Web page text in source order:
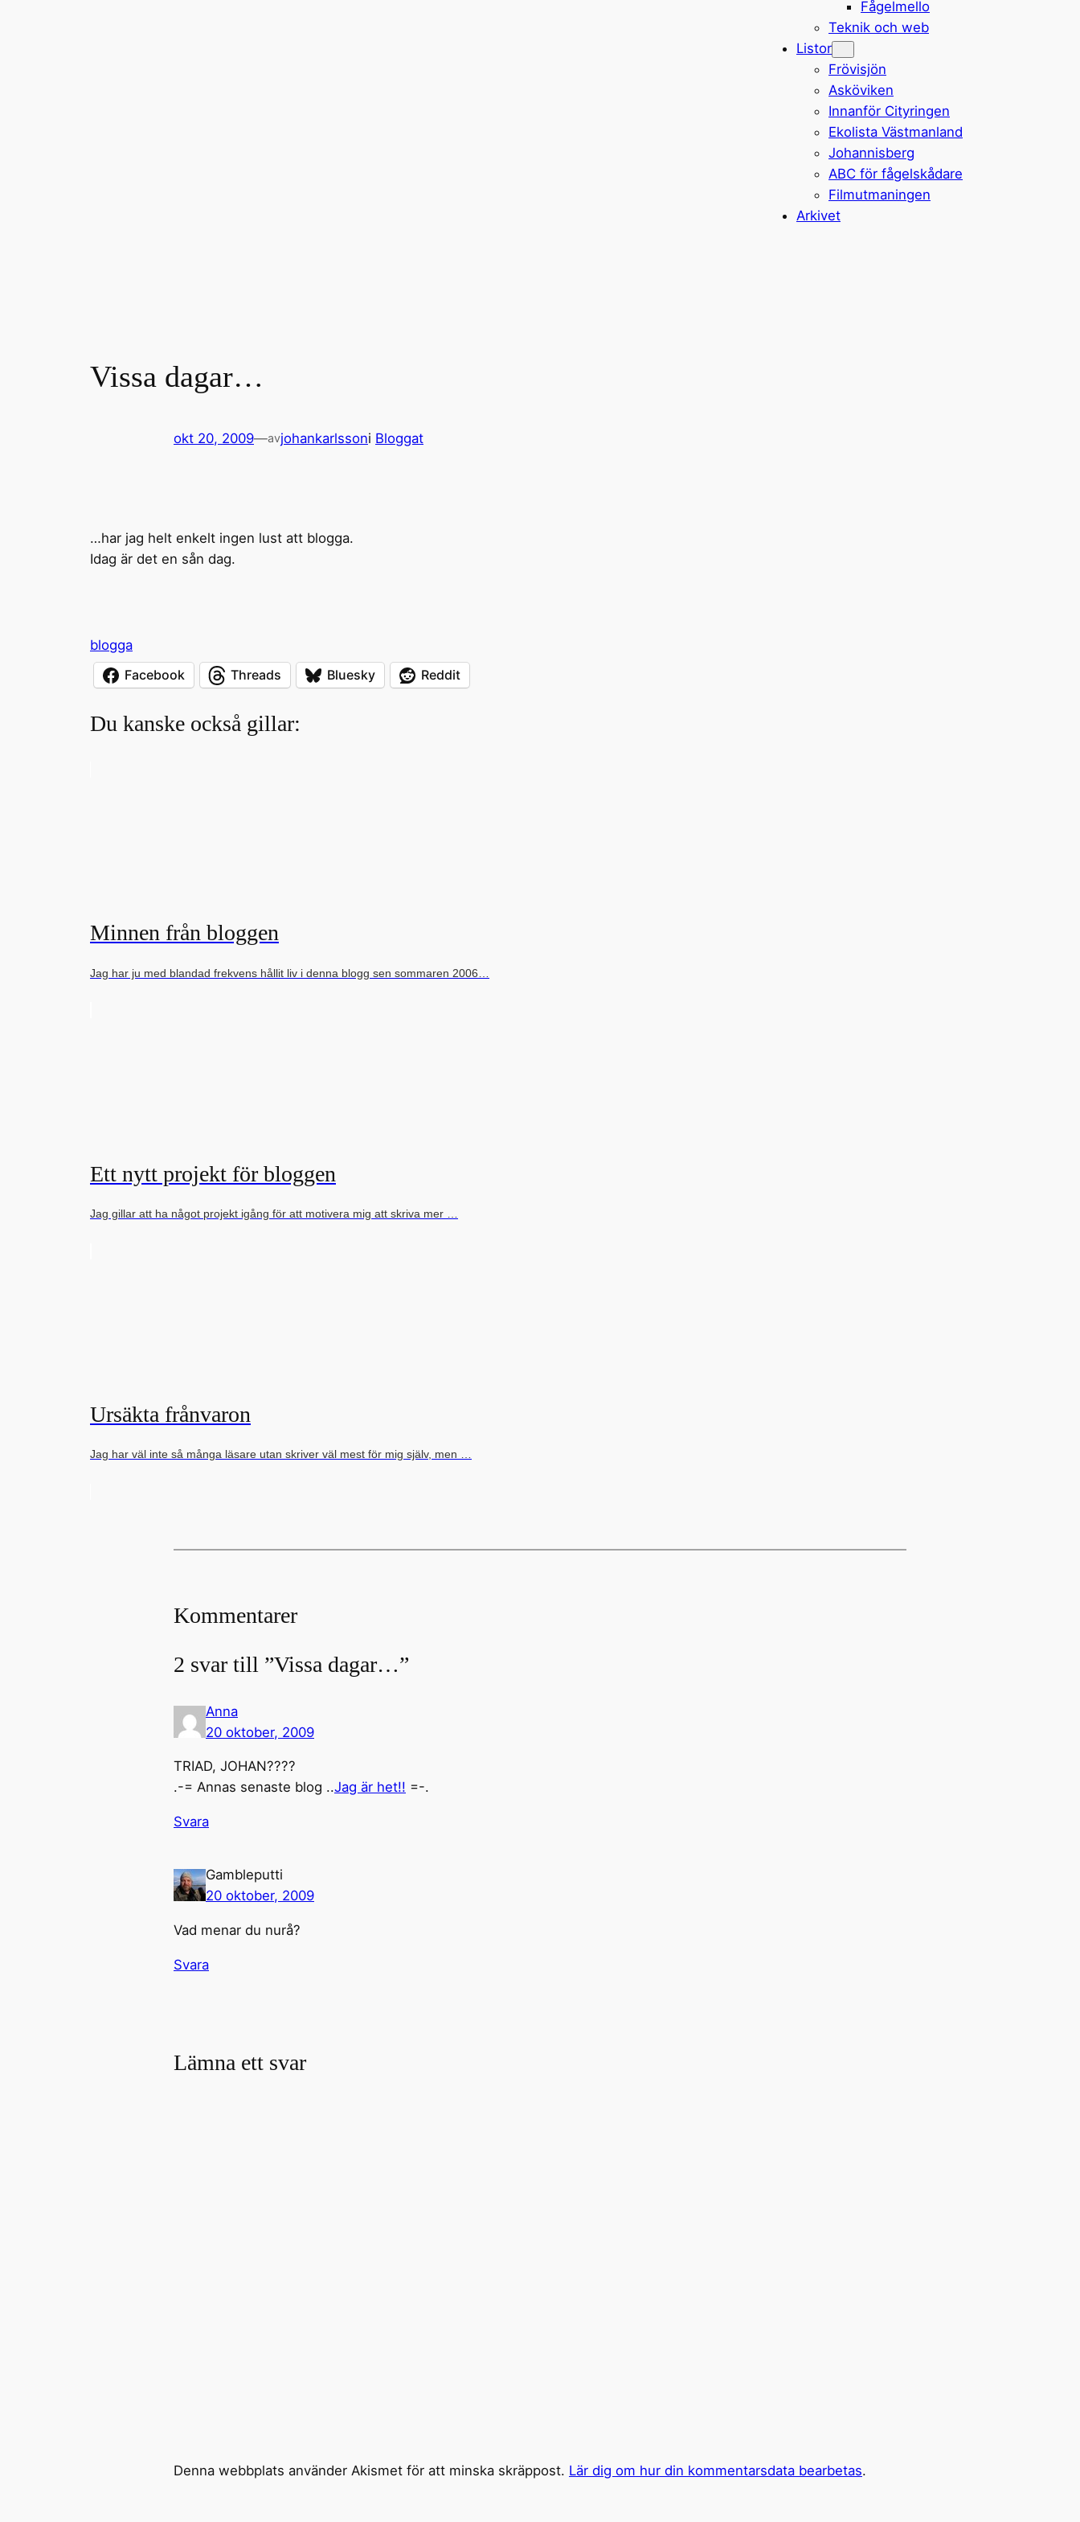
Fågelmello
Teknik och web
Listor
Frövisjön
Asköviken
Innanför Cityringen
Ekolista Västmanland
Johannisberg
ABC för fågelskådare
Filmutmaningen
Arkivet
Vissa dagar…
okt 20, 2009—avjohankarlssoni Bloggat
…har jag helt enkelt ingen lust att blogga.
Idag är det en sån dag.
blogga
Facebook
Threads Bluesky Reddit
Du kanske också gillar:
Minnen från bloggen
Jag har ju med blandad frekvens hållit liv i denna blogg sen sommaren 2006…
Ett nytt projekt för bloggen
Jag gillar att ha något projekt igång för att motivera mig att skriva mer …
Ursäkta frånvaron
Jag har väl inte så många läsare utan skriver väl mest för mig själv, men …
Kommentarer
2 svar till ”Vissa dagar…”
Anna
20 oktober, 2009
TRIAD, JOHAN????
.-= Annas senaste blog ..Jag är het!! =-.
Svara
Gambleputti
20 oktober, 2009
Vad menar du nurå?
Svara
Lämna ett svar
Denna webbplats använder Akismet för att minska skräppost. Lär dig om hur din kommentarsdata bearbetas.